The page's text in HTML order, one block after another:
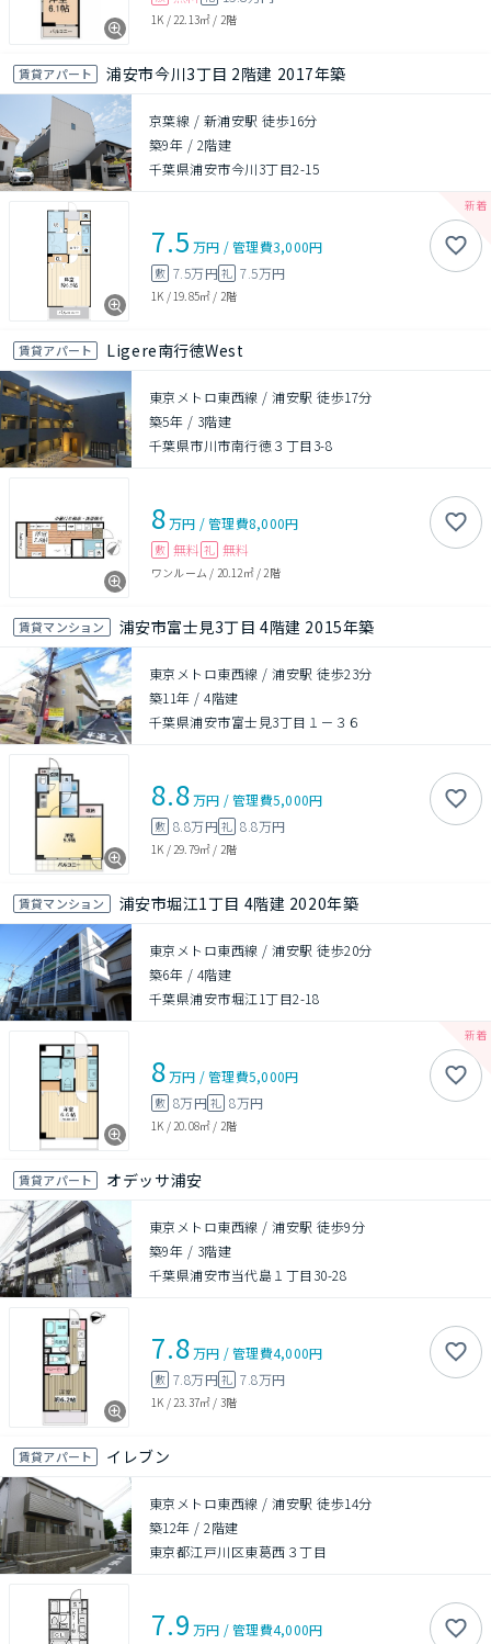
1K / 22.13㎡ / 2階
賃貸アパート 浦安市今川3丁目 2階建 2017年築
京葉線 / 新浦安駅 徒歩16分
築9年 / 2階建
千葉県浦安市今川3丁目2-15
7.5 万円 /管理費3,000円
敷 7.5万円礼 7.5万円
1K / 19.85㎡ / 2階
賃貸アパート Ligere南行徳West
東京メトロ東西線 / 浦安駅 徒歩17分
築5年 / 3階建
千葉県市川市南行徳３丁目3-8
8万円 /管理費8,000円
敷 無料 礼 無料
ワンルーム / 20.12㎡/ 2階
賃貸マンション 浦安市富士見3丁目 4階建 2015年築
東京メトロ東西線 / 浦安駅 徒歩23分
築11年 /4階建
千葉県浦安市富士見3丁目１－３６
8.8万円 /管理費5,000円
敷 8.8万円礼 8.8万円
1K / 29.79㎡ / 2階
賃貸マンション 浦安市堀江1丁目 4階建 2020年築
東京メトロ東西線 / 浦安駅 徒歩20分
築6年 / 4階建
千葉県浦安市堀江1丁目2-18
8万円 /管理費5,000円
敷 8万円礼 8万円
1K / 20.08㎡ / 2階
賃貸アパート オデッサ浦安
東京メトロ東西線 / 浦安駅 徒歩9分
築9年 / 3階建
千葉県浦安市当代島１丁目30-28
7.8万円 /管理費4,000円
敷 7.8万円礼 7.8万円
1K / 23.37㎡ / 3階
賃貸アパート イレブン
東京メトロ東西線 / 浦安駅 徒歩14分
築12年 /2階建
東京都江戸川区東葛西３丁目
7.9 万円 /管理費4,000円